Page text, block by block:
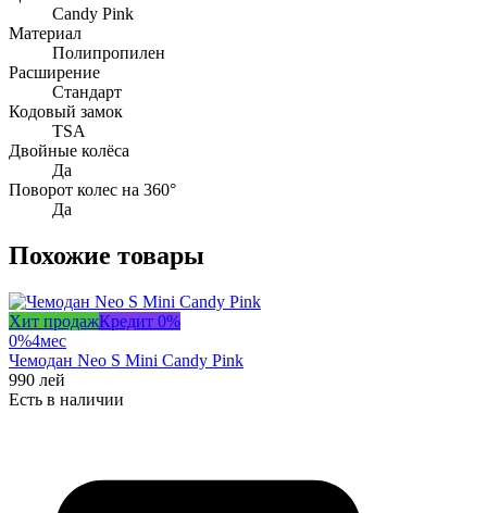
Candy Pink
Материал
Полипропилен
Расширение
Стандарт
Кодовый замок
TSA
Двойные колёса
Да
Поворот колес на 360°
Да
Похожие товары
Хит продажКредит 0%
0%4мес
Чемодан Neo S Mini Candy Pink
990 лей
Есть в наличии